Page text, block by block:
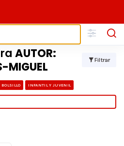
AUTOR:
MIGUEL
Filtrar
BOLSILLO INFANTIL Y JUVENIL